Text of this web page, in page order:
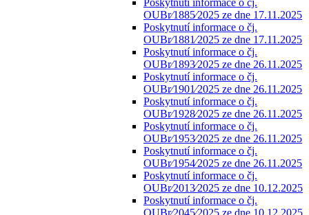
Poskytnutí informace o čj.
OUBr⁄1885⁄2025 ze dne 17.11.2025
Poskytnutí informace o čj.
OUBr⁄1881⁄2025 ze dne 17.11.2025
Poskytnutí informace o čj.
OUBr⁄1893⁄2025 ze dne 26.11.2025
Poskytnutí informace o čj.
OUBr⁄1901⁄2025 ze dne 26.11.2025
Poskytnutí informace o čj.
OUBr⁄1928⁄2025 ze dne 26.11.2025
Poskytnutí informace o čj.
OUBr⁄1953⁄2025 ze dne 26.11.2025
Poskytnutí informace o čj.
OUBr⁄1954⁄2025 ze dne 26.11.2025
Poskytnutí informace o čj.
OUBr⁄2013⁄2025 ze dne 10.12.2025
Poskytnutí informace o čj.
OUBr⁄2045⁄2025 ze dne 10.12.2025